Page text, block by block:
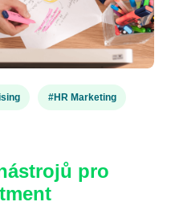
#HR Marketing
pro